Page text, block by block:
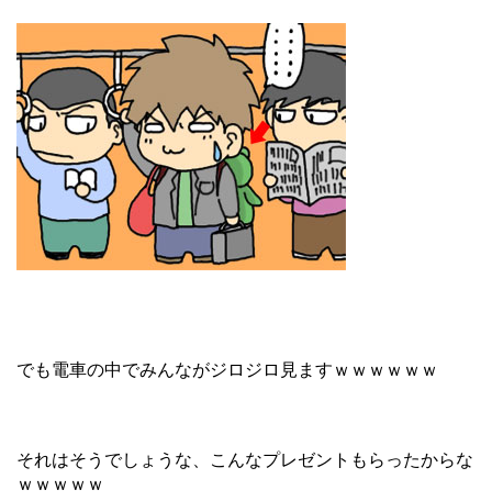
でも電車の中でみんながジロジロ見ますｗｗｗｗｗｗ
それはそうでしょうな、こんなプレゼントもらったからな
ｗｗｗｗｗ